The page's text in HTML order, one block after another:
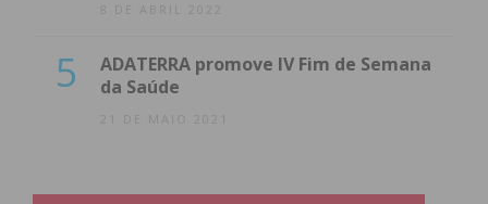
8 DE ABRIL 2022
5
ADATERRA promove IV Fim de Semana
da Saúde
21 DE MAIO 2021